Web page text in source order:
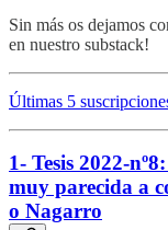
Sin más os dejamos
en nuestro substack!
Últimas 5
1- Tesis 2022-
muy parecida a
o Nagarro